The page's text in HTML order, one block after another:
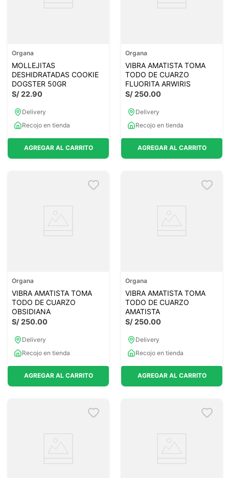
Organa
MOLLEJITAS
DESHIDRATADAS COOKIE
DOGSTER 50GR
S/22.90
Delivery
Recojo en tienda
AGREGAR AL CARRITO
Organa
VIBRA AMATISTA TOMA
TODO DE CUARZO
FLUORITA ARWIRIS
S/250.00
Delivery
Recojo en tienda
AGREGAR AL CARRITO
Organa
VIBRA AMATISTA TOMA
TODO DE CUARZO
OBSIDIANA
S/250.00
Delivery
Recojo en tienda
AGREGAR AL CARRITO
Organa
VIBRA AMATISTA TOMA
TODO DE CUARZO
AMATISTA
S/250.00
Delivery
Recojo en tienda
AGREGAR AL CARRITO